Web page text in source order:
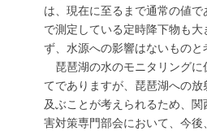
は、現在に至るまで通常の値
で測定している定時降下物も
ず、水源への影響はないものと
琵琶湖の水のモニタリングに
てでありますが、琵琶湖への
及ぶことが考えられるため、
害対策専門部会において、今